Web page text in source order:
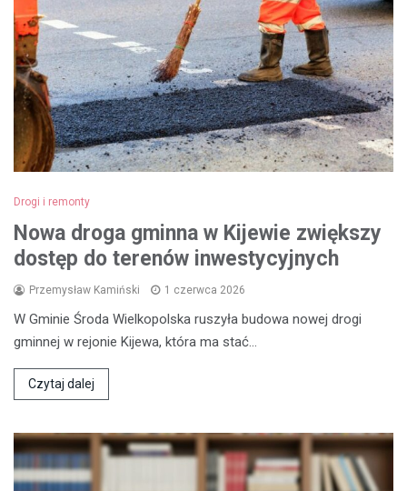
Drogi i remonty
Nowa droga gminna w Kijewie zwiększy
dostęp do terenów inwestycyjnych
Przemysław Kamiński 1 czerwca 2026
W Gminie Środa Wielkopolska ruszyła budowa nowej drogi
gminnej w rejonie Kijewa, która ma stać…
Czytaj dalej